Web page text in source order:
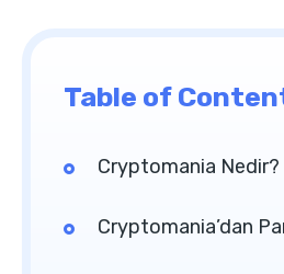
Table of
Cryptomania Nedir?
Cryptomania’dan